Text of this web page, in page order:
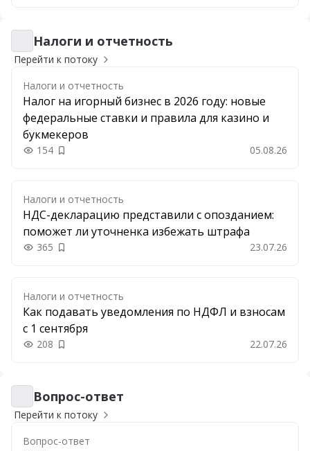
Налоги и отчетность
Налоги и отчетность
Перейти к потоку
Налоги и отчетность
Налог на игорный бизнес в 2026 году: новые
федеральные ставки и правила для казино и
букмекеров
154 Добавить в закладки 05.08.26
Налоги и отчетность
НДС-декларацию представили с опозданием:
поможет ли уточненка избежать штрафа
365 Добавить в закладки 23.07.26
Налоги и отчетность
Как подавать уведомления по НДФЛ и взносам
с 1 сентября
208 Добавить в закладки 22.07.26
Вопрос-ответ
Вопрос-ответ
Перейти к потоку
Вопрос-ответ